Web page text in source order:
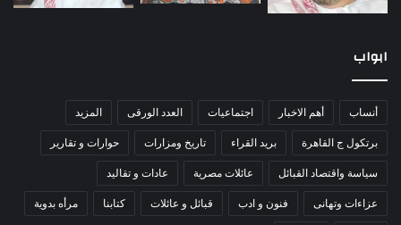
ابواب
أنساب أهم الاخبار اجتماعيات العدد الورقى المزيد
برتكول ج القاهرة بريد القراء تاريخ ومزارات حوارات و تقارير
سياسة واقتصاد القبائل عائلات مصرية عادات و تقاليد
عزاءات وتهانى فنون و ادب قبائل و عائلات كتابنا مرأه بدوية